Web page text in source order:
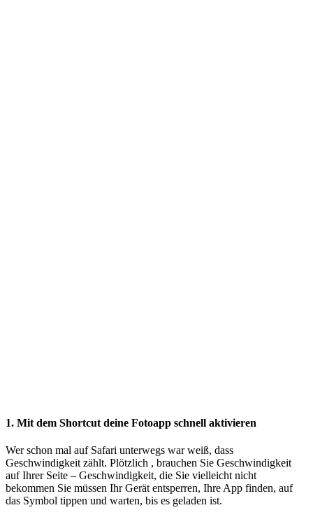
1. Mit dem Shortcut deine Fotoapp schnell aktivieren
Wer schon mal auf Safari unterwegs war weiß, dass
Geschwindigkeit zählt. Plötzlich , brauchen Sie Geschwindigkeit
auf Ihrer Seite – Geschwindigkeit, die Sie vielleicht nicht
bekommen Sie müssen Ihr Gerät entsperren, Ihre App finden, auf
das Symbol tippen und warten, bis es geladen ist.